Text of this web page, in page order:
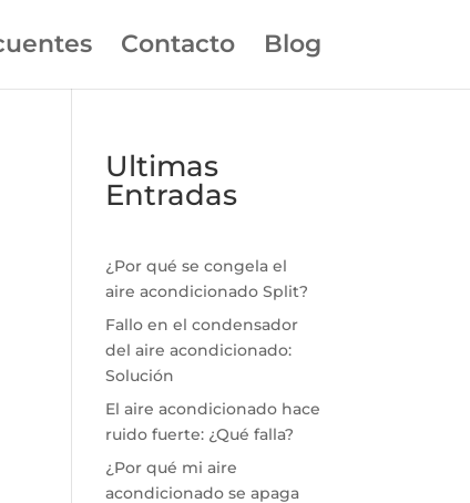
Contacto Blog
Ultimas
Entradas
¿Por qué se congela el
aire acondicionado Split?
Fallo en el condensador
del aire acondicionado:
Solución
El aire acondicionado hace
ruido fuerte: ¿Qué falla?
¿Por qué mi aire
acondicionado se apaga